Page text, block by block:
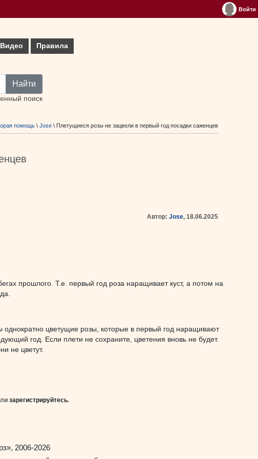
Войти
Видео Правила
Найти
поиск
помощь \ Jose \ Плетущиеся розы не зацвели в первый год посадки саженцев
Автор: Jose, 18.06.2025
прошлого. Т.е. первый год роза наращивает куст, а потом на
цветущие розы, которые в первый год наращивают
год. Если плети не сохраните, цветения вновь не будет.
не цветут.
зарегистрируйтесь.
, 2006-2026